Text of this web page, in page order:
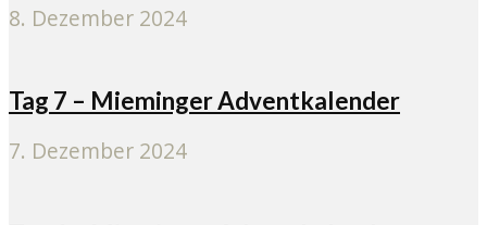
8. Dezember 2024
Tag 7 – Mieminger Adventkalender
7. Dezember 2024